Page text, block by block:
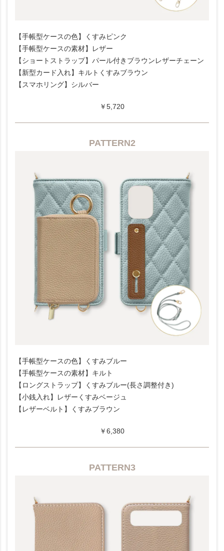
【手帳型ケースの色】くすみピンク
【手帳型ケースの素材】レザー
【ショートストラップ】パール付きブラウンレザーチェーン
【新型カード入れ】キルトくすみブラウン
【スマホリング】シルバー
￥5,720
PATTERN2
【手帳型ケースの色】くすみブルー
【手帳型ケースの素材】キルト
【ロングストラップ】くすみブルー(長さ調整付き)
【小銭入れ】レザーくすみベージュ
【レザーベルト】くすみブラウン
￥6,380
PATTERN3